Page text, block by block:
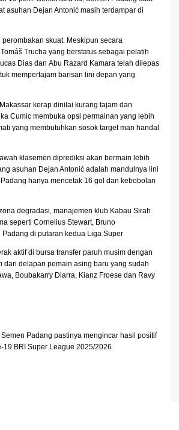
asuhan Dejan Antonić masih terdampar di
skuat. Meskipun secara
Trucha yang berstatus sebagai pelatih
Dias dan Abu Razard Kamara telah dilepas
mempertajam barisan lini depan yang
kerap dinilai kurang tajam dan
Cumic membuka opsi permainan yang lebih
yang membutuhkan sosok target man handal
klasemen diprediksi akan bermain lebih
asuhan Dejan Antonić adalah mandulnya lini
hanya mencetak 16 gol dan kebobolan
degradasi, manajemen klub Kabau Sirah
seperti Cornelius Stewart, Bruno
di putaran kedua Liga Super
aktif di bursa transfer paruh musim dengan
dari delapan pemain asing baru yang sudah
Boubakarry Diarra, Kianz Froese dan Ravy
Padang pastinya mengincar hasil positif
BRI Super League 2025/2026